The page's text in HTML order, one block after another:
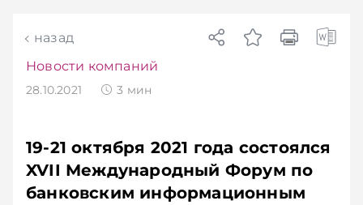
назад
Новости компаний
28.10.2021 3 мин
19-21 октября 2021 года состоялся
XVII Международный Форум по
банковским информационным